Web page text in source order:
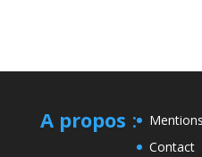
A propos :
Contact